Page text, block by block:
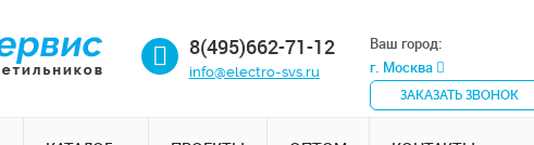
8(495)662-71-12
info@electro-svs.ru
Ваш город:
г. Москва
ЗАКАЗАТЬ ЗВОНОК